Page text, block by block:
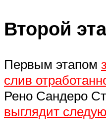
Второй
Первым этапом
слив
Рено Сандеро
выглядит